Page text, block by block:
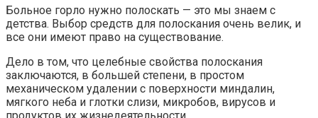
Больное горло нужно полоскать — это мы знаем с
детства. Выбор средств для полоскания очень велик, и
все они имеют право на существование.
Дело в том, что целебные свойства полоскания
заключаются, в большей степени, в простом
механическом удалении с поверхности миндалин,
мягкого неба и глотки слизи, микробов, вирусов и